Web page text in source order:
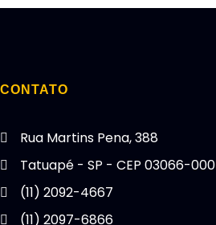
CONTATO
Rua Martins Pena, 388
Tatuapé - SP - CEP 03066-000
(11) 2092-4667
(11) 2097-6866